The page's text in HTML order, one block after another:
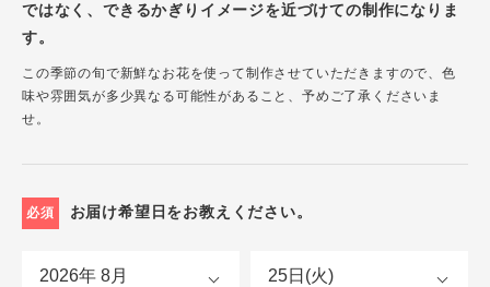
ではなく、できるかぎりイメージを近づけての制作になりま
す。
この季節の旬で新鮮なお花を使って制作させていただきますので、色
味や雰囲気が多少異なる可能性があること、予めご了承くださいま
せ。
必須 お届け希望日をお教えください。